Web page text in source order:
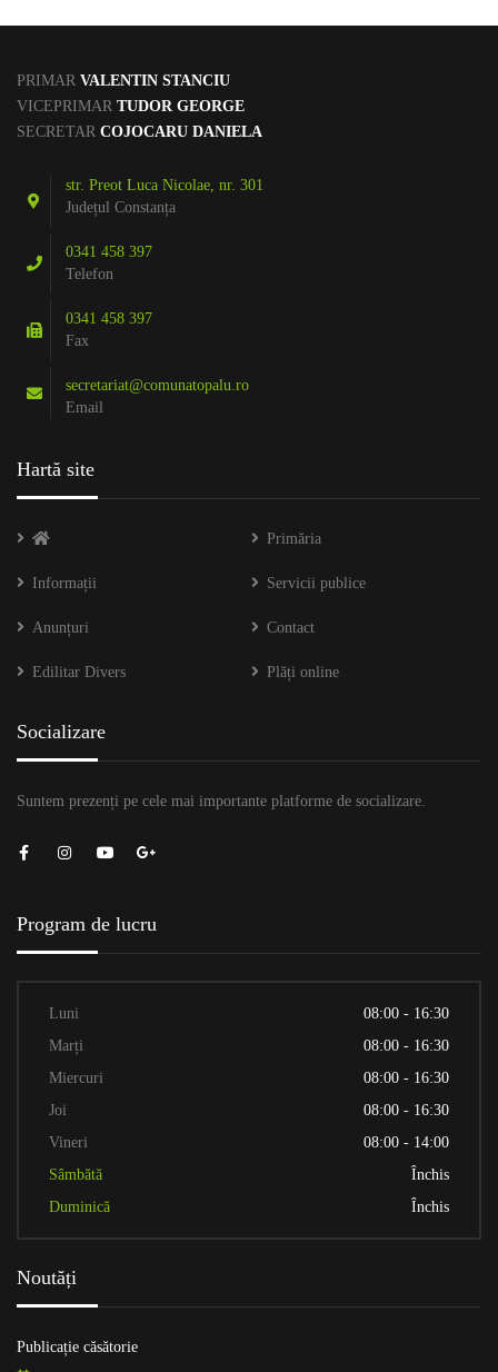
PRIMAR VALENTIN STANCIU
VICEPRIMAR TUDOR GEORGE
SECRETAR COJOCARU DANIELA
str. Preot Luca Nicolae, nr. 301
Județul Constanța
0341 458 397
Telefon
0341 458 397
Fax
secretariat@comunatopalu.ro
Email
Hartă site
Primăria
Informații Servicii publice
Anunțuri Contact
Edilitar Divers Plăți online
Socializare
Suntem prezenți pe cele mai importante platforme de socializare.
Program de lucru
Luni
08:00 - 16:30
Marți
08:00 - 16:30
Miercuri
08:00 - 16:30
Joi
08:00 - 16:30
Vineri
08:00 - 14:00
Sâmbătă
Închis
Duminică
Închis
Noutăți
Publicație căsătorie